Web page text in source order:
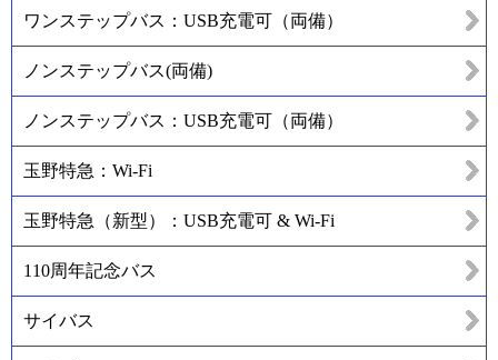
ワンステップバス：USB充電可（両備）
ノンステップバス(両備)
ノンステップバス：USB充電可（両備）
玉野特急：Wi-Fi
玉野特急（新型）：USB充電可 & Wi-Fi
110周年記念バス
サイバス